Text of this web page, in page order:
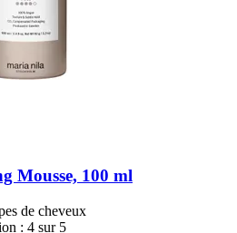
Mousse, 100 ml
de cheveux
: 4 sur 5